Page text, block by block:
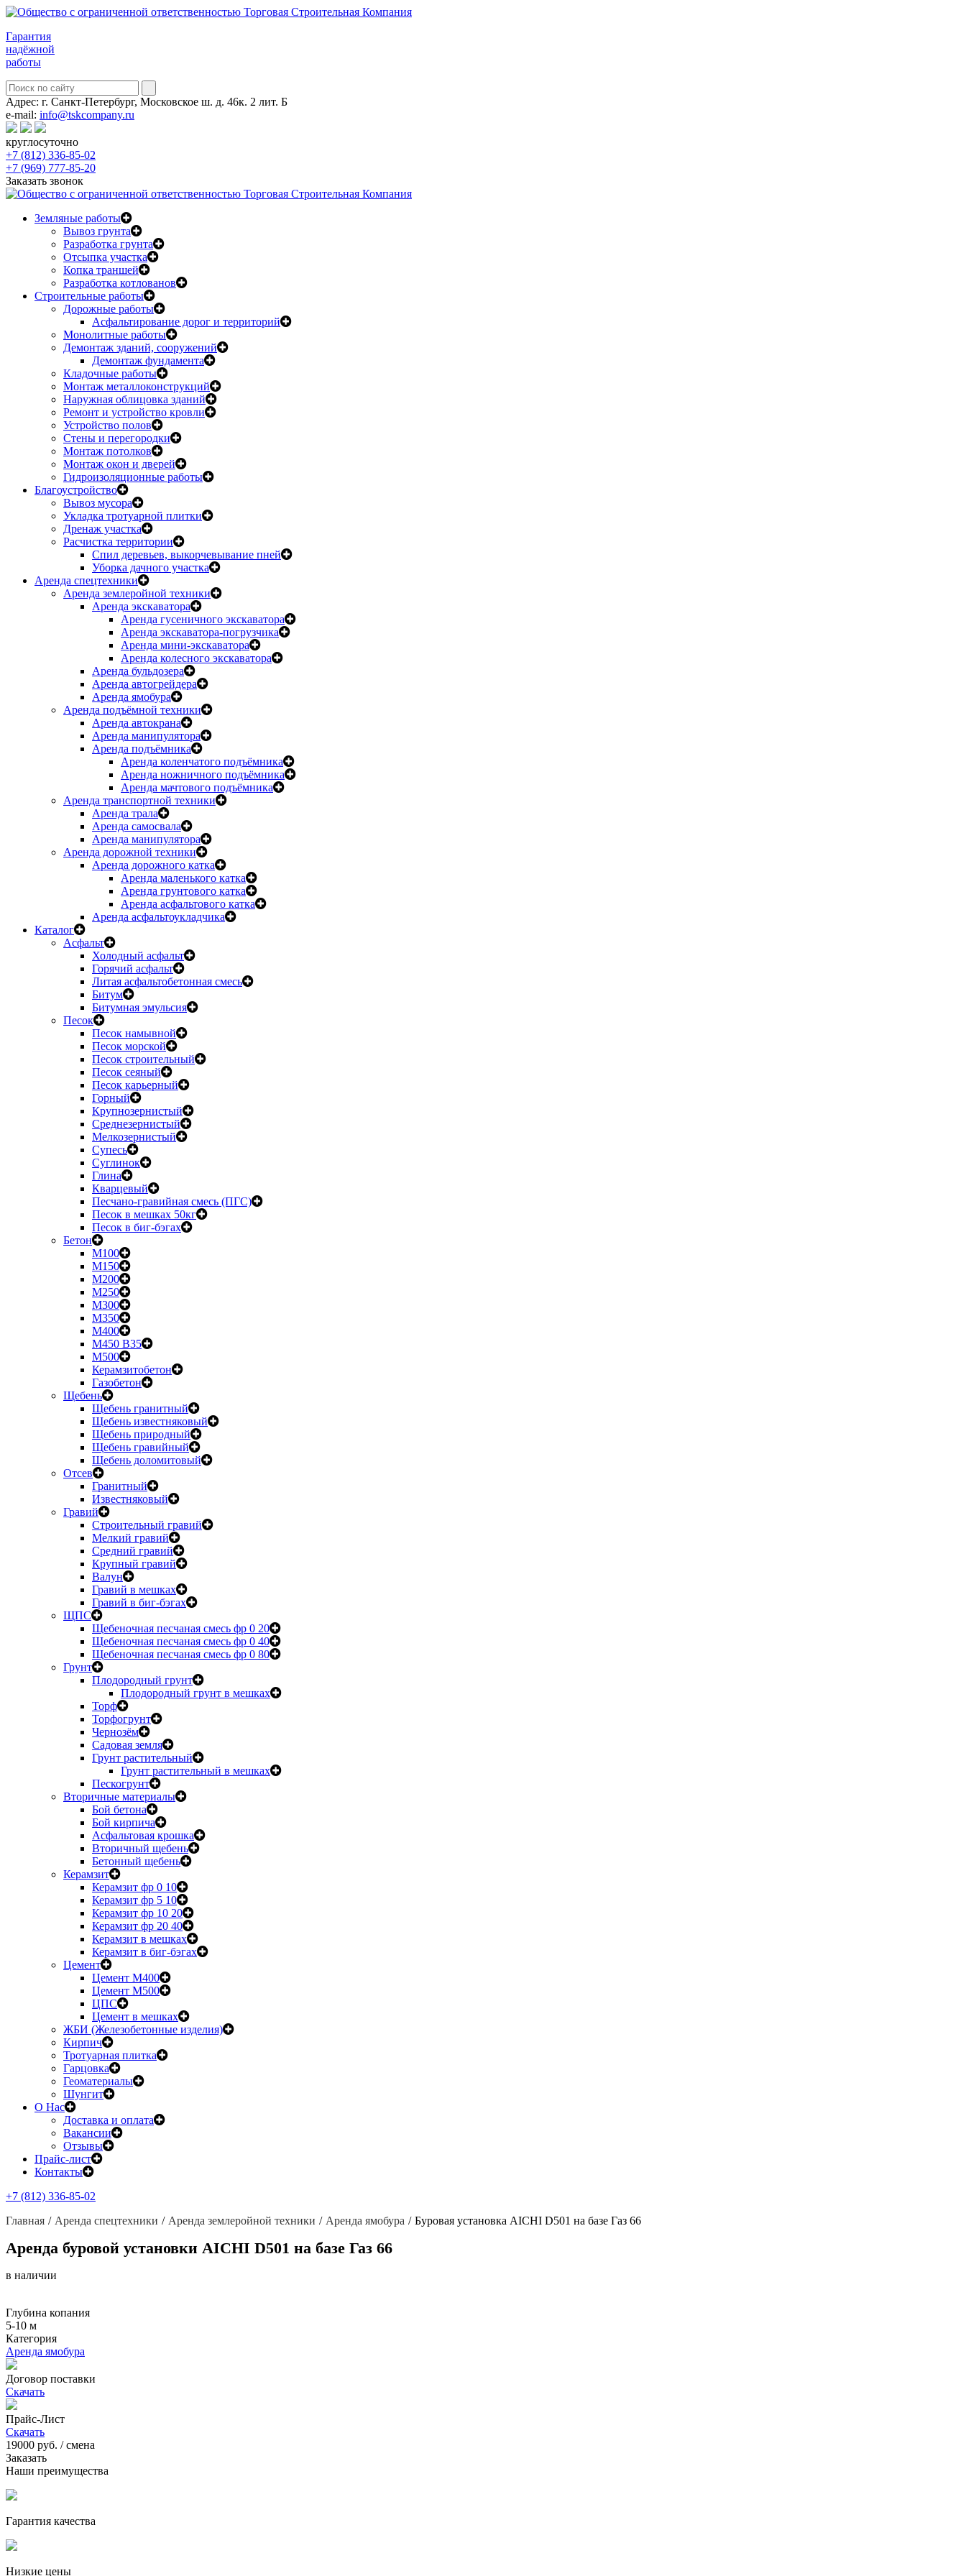
Гарантия
надёжной
работы
Адрес: г. Санкт-Петербург, Московское ш. д. 46к. 2 лит. Б
e-mail: info@tskcompany.ru
круглосуточно
+7 (812) 336-85-02
+7 (969) 777-85-20
Заказать звонок
Земляные работы
Вывоз грунта
Разработка грунта
Отсыпка участка
Копка траншей
Разработка котлованов
Строительные работы
Дорожные работы
Асфальтирование дорог и территорий
Монолитные работы
Демонтаж зданий, сооружений
Демонтаж фундамента
Кладочные работы
Монтаж металлоконструкций
Наружная облицовка зданий
Ремонт и устройство кровли
Устройство полов
Стены и перегородки
Монтаж потолков
Монтаж окон и дверей
Гидроизоляционные работы
Благоустройство
Вывоз мусора
Укладка тротуарной плитки
Дренаж участка
Расчистка территории
Спил деревьев, выкорчевывание пней
Уборка дачного участка
Аренда спецтехники
Аренда землеройной техники
Аренда экскаватора
Аренда гусеничного экскаватора
Аренда экскаватора-погрузчика
Аренда мини-экскаватора
Аренда колесного экскаватора
Аренда бульдозера
Аренда автогрейдера
Аренда ямобура
Аренда подъёмной техники
Аренда автокрана
Аренда манипулятора
Аренда подъёмника
Аренда коленчатого подъёмника
Аренда ножничного подъёмника
Аренда мачтового подъёмника
Аренда транспортной техники
Аренда трала
Аренда самосвала
Аренда манипулятора
Аренда дорожной техники
Аренда дорожного катка
Аренда маленького катка
Аренда грунтового катка
Аренда асфальтового катка
Аренда асфальтоукладчика
Каталог
Асфальт
Холодный асфальт
Горячий асфальт
Литая асфальтобетонная смесь
Битум
Битумная эмульсия
Песок
Песок намывной
Песок морской
Песок строительный
Песок сеяный
Песок карьерный
Горный
Крупнозернистый
Среднезернистый
Мелкозернистый
Супесь
Суглинок
Глина
Кварцевый
Песчано-гравийная смесь (ПГС)
Песок в мешках 50кг
Песок в биг-бэгах
Бетон
М100
М150
М200
М250
М300
М350
М400
М450 B35
М500
Керамзитобетон
Газобетон
Щебень
Щебень гранитный
Щебень известняковый
Щебень природный
Щебень гравийный
Щебень доломитовый
Отсев
Гранитный
Известняковый
Гравий
Строительный гравий
Мелкий гравий
Средний гравий
Крупный гравий
Валун
Гравий в мешках
Гравий в биг-бэгах
ЩПС
Щебеночная песчаная смесь фр 0 20
Щебеночная песчаная смесь фр 0 40
Щебеночная песчаная смесь фр 0 80
Грунт
Плодородный грунт
Плодородный грунт в мешках
Торф
Торфогрунт
Чернозём
Садовая земля
Грунт растительный
Грунт растительный в мешках
Пескогрунт
Вторичные материалы
Бой бетона
Бой кирпича
Асфальтовая крошка
Вторичный щебень
Бетонный щебень
Керамзит
Керамзит фр 0 10
Керамзит фр 5 10
Керамзит фр 10 20
Керамзит фр 20 40
Керамзит в мешках
Керамзит в биг-бэгах
Цемент
Цемент М400
Цемент М500
ЦПС
Цемент в мешках
ЖБИ (Железобетонные изделия)
Кирпич
Тротуарная плитка
Гарцовка
Геоматериалы
Шунгит
О Нас
Доставка и оплата
Вакансии
Отзывы
Прайс-лист
Контакты
+7 (812) 336-85-02
Главная
Аренда спецтехники Аренда землеройной техники Аренда ямобура Буровая установка AICHI D501 на базе Газ 66
Аренда буровой установки AICHI D501 на базе Газ 66
в наличии
Глубина копания
5-10 м
Категория
Аренда ямобура
Договор поставки
Скачать
Прайс-Лист
Скачать
19000 руб. / смена
Заказать
Наши преимущества
Гарантия качества
Низкие цены